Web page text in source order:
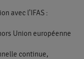
avec l'IFAS :
Union européenne
continue,